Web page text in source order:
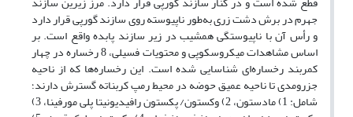
جهرم در برش دشت زری به‌طور ناپیوسته روی سازند گورپی قرار دارد
و رأس آن با ناپیوستگی همشیب در زیر سازند پابده واقع است. بر
اساس مشاهدات میکروسکوپی و محتویات فسیلی، 8 رخساره در چهار
کمربند رخساره‌ای شناسایی شده است. این رخساره‌ها که از ناحیه
جزرومدی تا ناحیه عمیق حوضه در محیط رمپ کربناته گسترش دارند؛
شامل: 1) مادستون، 2) وکستون/ پکستون رافیدیونیتا پلی مورفینا، 3)